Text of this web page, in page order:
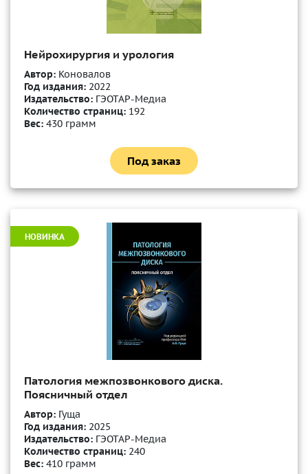
Нейрохирургия и урология
Автор: Коновалов
Год издания: 2022
Издательство: ГЭОТАР-Медиа
Количество страниц: 192
Вес: 430 грамм
Под заказ
НОВИНКА
Патология межпозвонкового диска.
Поясничный отдел
Автор: Гуща
Год издания: 2025
Издательство: ГЭОТАР-Медиа
Количество страниц: 240
Вес: 410 грамм